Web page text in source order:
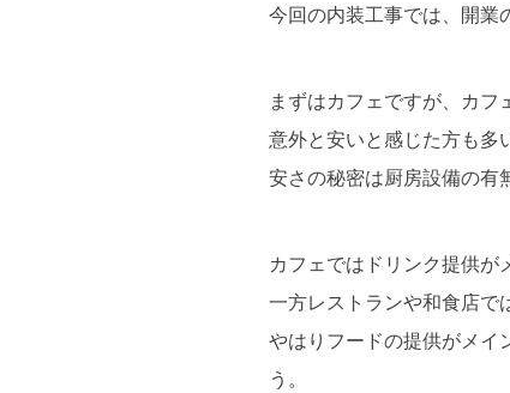
今回の内装工事では、開業
まずはカフェですが、カフ
意外と安いと感じた方も多
安さの秘密は厨房設備の有
カフェではドリンク提供
一方レストランや和食店で
やはりフードの提供がメイ
う。